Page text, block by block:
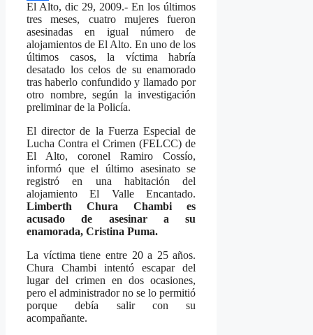
Compartir
El Alto, dic 29, 2009.- En los últimos
tres meses, cuatro mujeres fueron
asesinadas en igual número de
alojamientos de El Alto. En uno de los
últimos casos, la víctima habría
desatado los celos de su enamorado
tras haberlo confundido y llamado por
otro nombre, según la investigación
preliminar de la Policía.
El director de la Fuerza Especial de
Lucha Contra el Crimen (FELCC) de
El Alto, coronel Ramiro Cossío,
informó que el último asesinato se
registró en una habitación del
alojamiento El Valle Encantado.
Limberth Chura Chambi es
acusado de asesinar a su
enamorada, Cristina Puma.
La víctima tiene entre 20 a 25 años.
Chura Chambi intentó escapar del
lugar del crimen en dos ocasiones,
pero el administrador no se lo permitió
porque debía salir con su
acompañante.